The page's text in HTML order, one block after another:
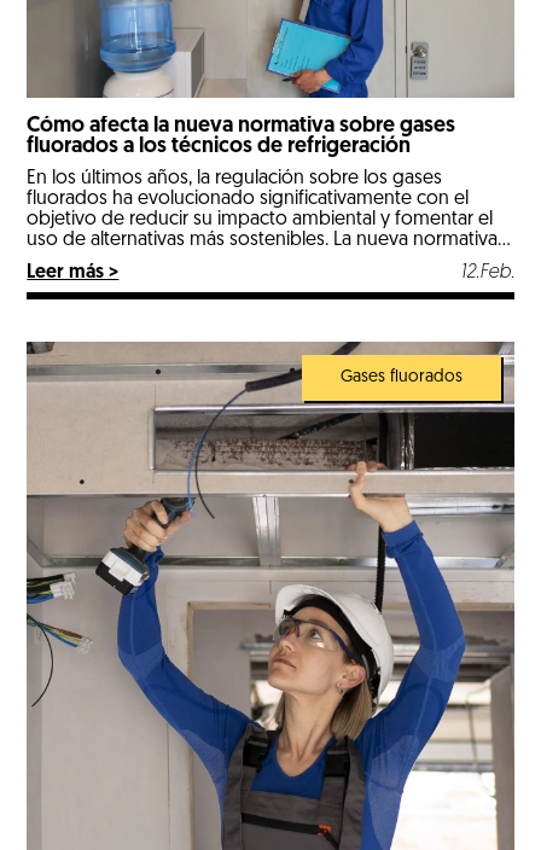
Cómo afecta la nueva normativa sobre gases
fluorados a los técnicos de refrigeración
En los últimos años, la regulación sobre los gases
fluorados ha evolucionado significativamente con el
objetivo de reducir su impacto ambiental y fomentar el
uso de alternativas más sostenibles. La nueva normativa,
impulsada por la Unión Europea y adoptada en diversos
países, introduce cambios importantes que afectan
directamente a los técnicos de refrigeración. Si eres […]
Leer más > 12.Feb.
Gases fluorados